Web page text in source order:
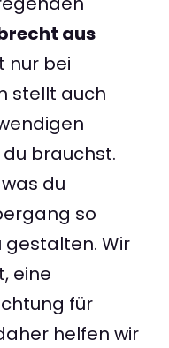
aus
nur bei
stellt auch
brauchst.
du
so
gestalten. Wir
eine
für
helfen wir